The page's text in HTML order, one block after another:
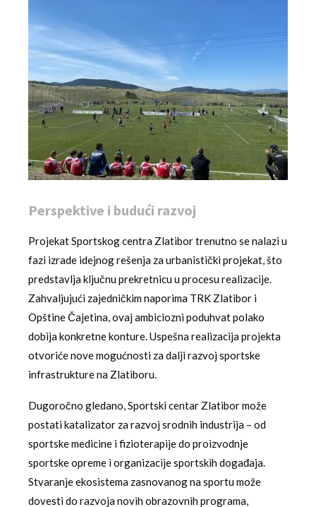
Perspektive i budući razvoj
Projekat Sportskog centra Zlatibor trenutno se nalazi u
fazi izrade idejnog rešenja za urbanistički projekat, što
predstavlja ključnu prekretnicu u procesu realizacije.
Zahvaljujući zajedničkim naporima TRK Zlatibor i
Opštine Čajetina, ovaj ambiciozni poduhvat polako
dobija konkretne konture. Uspešna realizacija projekta
otvoriće nove mogućnosti za dalji razvoj sportske
infrastrukture na Zlatiboru.
Dugoročno gledano, Sportski centar Zlatibor može
postati katalizator za razvoj srodnih industrija – od
sportske medicine i fizioterapije do proizvodnje
sportske opreme i organizacije sportskih događaja.
Stvaranje ekosistema zasnovanog na sportu može
dovesti do razvoja novih obrazovnih programa,